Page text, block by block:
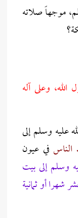
موجهاً صلاته
وعلى آله
عليه وسلم إلى
الناس في عيون
وسلم إلى بيت
شهرا أو ثمانية